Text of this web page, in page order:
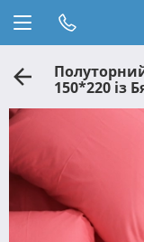
150*220 із